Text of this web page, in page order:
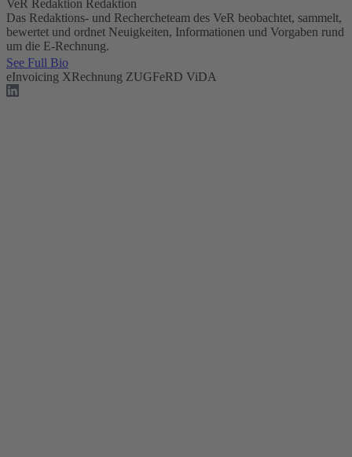
VeR Redaktion Redaktion
Das Redaktions- und Rechercheteam des VeR beobachtet, sammelt,
bewertet und ordnet Neuigkeiten, Informationen und Vorgaben rund
um die E-Rechnung.
See Full Bio
eInvoicing XRechnung ZUGFeRD ViDA